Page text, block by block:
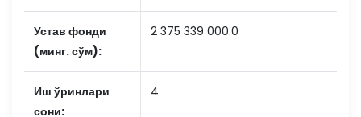
Устав фонди
(минг. сўм):
2 375 339 000.0
Иш ўринлари
сони:
4